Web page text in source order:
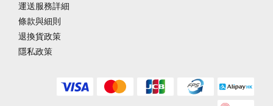
運送服務詳細
條款與細則
退換貨政策
隱私政策